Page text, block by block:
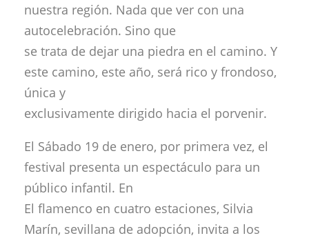
nuestra región. Nada que ver con una
autocelebración. Sino que
se trata de dejar una piedra en el camino. Y
este camino, este año, será rico y frondoso,
única y
exclusivamente dirigido hacia el porvenir.
El Sábado 19 de enero, por primera vez, el
festival presenta un espectáculo para un
público infantil. En
El flamenco en cuatro estaciones, Silvia
Marín, sevillana de adopción, invita a los